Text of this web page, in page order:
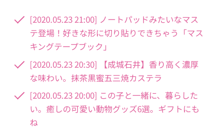
[2020.05.23 21:00] ノートパッドみたいなマス
テ登場！好きな形に切り貼りできちゃう「マス
キングテープブック」
[2020.05.23 20:30] 【成城石井】香り高く濃厚
な味わい。抹茶黒蜜五三焼カステラ
[2020.05.23 20:00] この子と一緒に、暮らした
い。癒しの可愛い動物グッズ6選。ギフトにも
ね